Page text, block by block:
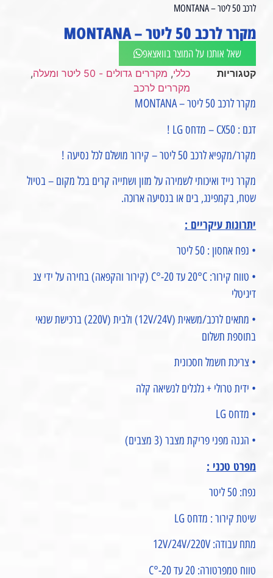
לרכב 50 ליטר – MONTANA
מקרר לרכב 50 ליטר – MONTANA
שאל אותנו על המוצר בוואצאפ
קטגוריות כללי, מקררים גדולים - 50 ליטר ומעלה
,
מקררים לרכב
מקרר לרכב 50 ליטר – MONTANA
דגם : CX50 – מדחס LG !
מקרר/מקפיא לרכב 50 ליטר – קירור מושלם לכל נסיעה !
מקרר נייד ואיכותי לשמירה על מזון ושתייה קרים בכל מקום – בטיול
שטח, בקמפינג, בים או בנסיעה ארוכה.
יתרונות עיקריים :
• נפח אחסון : 50 ליטר
• טווח קירור: 20°C עד 20-°C (קירור והקפאה) בחירה על ידי צג
דיגיטלי
• מתאים לרכב/משאית (12V/24V) ולבית (220V) ברכישת שנאי
בתוספת תשלום
• צריכת חשמל חסכונית
• ידית טרולי + גלגלים לנשיאה קלה
• מדחס LG
• הגנה מפני פריקת מצבר (3 מצבים)
מפרט טכני :
נפח: 50 ליטר
שיטת קירור : מדחס LG
מתח עבודה: 12V/24V/220V
טווח טמפרטורה: 20 עד 20-°C